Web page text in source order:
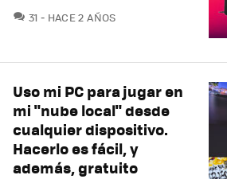
31 COMENTARIOS
HACE 2 AÑOS
Uso mi PC para jugar en
mi "nube local" desde
cualquier dispositivo.
Hacerlo es fácil, y
además, gratuito